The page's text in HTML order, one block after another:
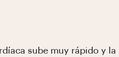
sube muy rápido y la